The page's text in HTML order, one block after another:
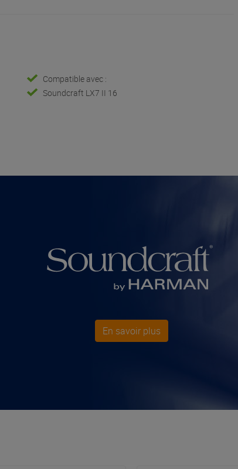
Compatible avec :
Soundcraft LX7 II 16
En savoir plus